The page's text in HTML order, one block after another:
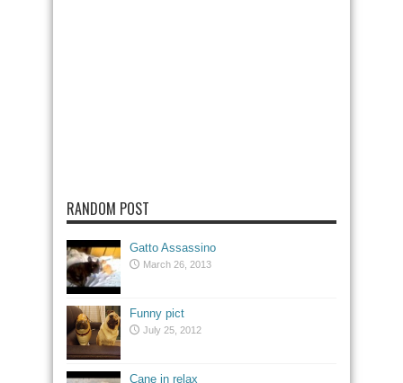
RANDOM POST
Gatto Assassino
March 26, 2013
Funny pict
July 25, 2012
Cane in relax